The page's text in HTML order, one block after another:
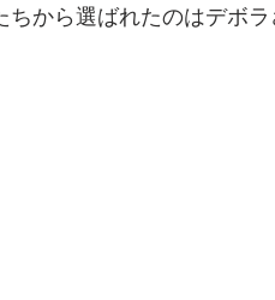
から選ばれたのはデボ